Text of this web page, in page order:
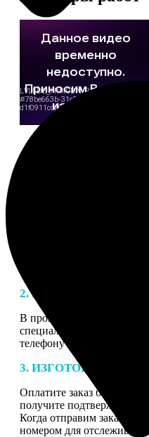
Нажмите «Сделать
загрузите фотографии,
2. МАКЕТ
В процессе подготовки
специалисты могут
телефону или email для
3. ИЗГОТОВЛЕНИЕ
Оплатите заказ
получите подтверждение
Когда отправим заказ вы
номером для